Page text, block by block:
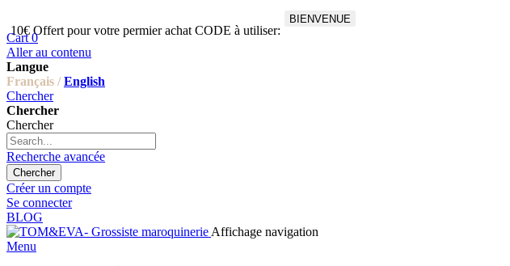
10€ Offert pour votre permier achat CODE à utiliser:
BIENVENUE
Cart 0
Aller au contenu
Langue
Français / English
Chercher
Chercher
Chercher
Recherche avancée
Chercher
Créer un compte
Se connecter
BLOG
Affichage navigation
Menu